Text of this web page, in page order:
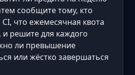
сообщите тому, кто
что ежемесячная квота
и решите для каждого
ли превышение
или жёстко завершаться